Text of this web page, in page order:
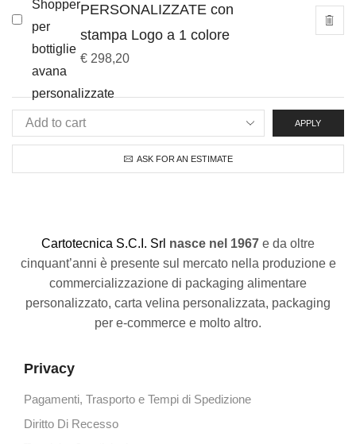
PERSONALIZZATE con
stampa Logo a 1 colore
€298,20
APPLY
ASK FOR AN ESTIMATE
Cartotecnica S.C.I. Srl nasce nel 1967 e da oltre
cinquant’anni è presente sul mercato nella produzione e
commercializzazione di packaging alimentare
personalizzato, carta velina personalizzata, packaging
per e-commerce e molto altro.
Privacy
Pagamenti, Trasporto e Tempi di Spedizione
Diritto Di Recesso